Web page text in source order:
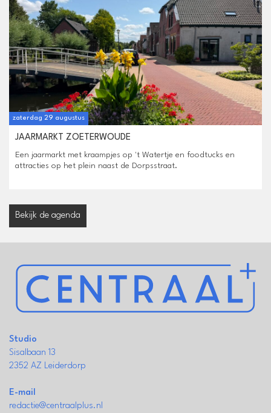
zaterdag 29 augustus
JAARMARKT ZOETERWOUDE
Een jaarmarkt met kraampjes op 't Watertje en foodtucks en
attracties op het plein naast de Dorpsstraat.
Bekijk de agenda
Studio
Sisalbaan 13
2352 AZ Leiderdorp
E-mail
redactie@centraalplus.nl